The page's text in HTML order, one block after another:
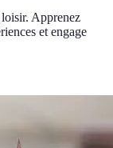
Apprenez
et engage